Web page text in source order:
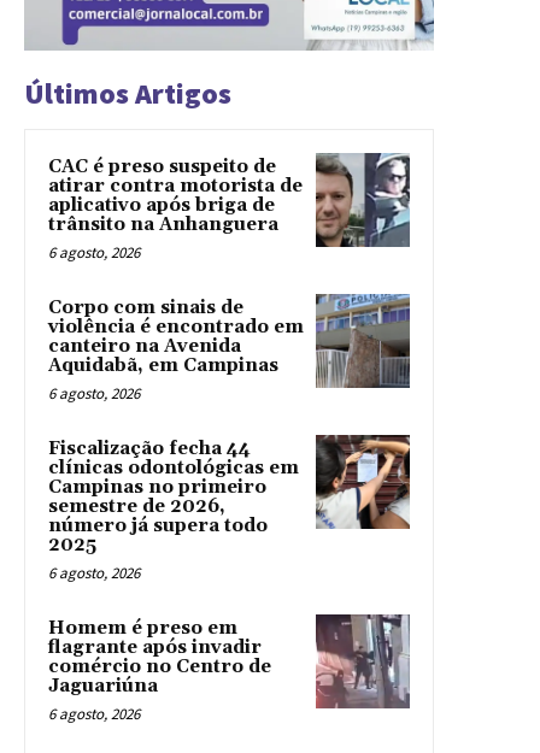
Últimos Artigos
CAC é preso suspeito de
atirar contra motorista de
aplicativo após briga de
trânsito na Anhanguera
6 agosto, 2026
Corpo com sinais de
violência é encontrado em
canteiro na Avenida
Aquidabã, em Campinas
6 agosto, 2026
Fiscalização fecha 44
clínicas odontológicas em
Campinas no primeiro
semestre de 2026,
número já supera todo
2025
6 agosto, 2026
Homem é preso em
flagrante após invadir
comércio no Centro de
Jaguariúna
6 agosto, 2026